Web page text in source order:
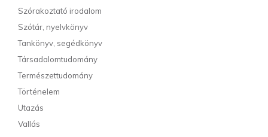
Szórakoztató irodalom
Szótár, nyelvkönyv
Tankönyv, segédkönyv
Társadalomtudomány
Természettudomány
Történelem
Utazás
Vallás